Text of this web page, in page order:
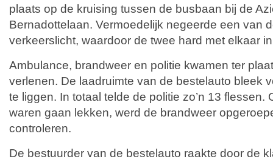
plaats op de kruising tussen de busbaan bij de
Bernadottelaan. Vermoedelijk negeerde een van
verkeerslicht, waardoor de twee hard met elkaar
Ambulance, brandweer en politie kwamen ter
verlenen. De laadruimte van de bestelauto bleek
te liggen. In totaal telde de politie zo’n 13 flessen.
waren gaan lekken, werd de brandweer
controleren.
De bestuurder van de bestelauto raakte door de